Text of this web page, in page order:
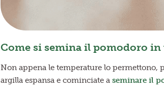
Come si semina il pomodoro in
Non appena le temperature lo permettono,
argilla espansa e cominciate a seminare il